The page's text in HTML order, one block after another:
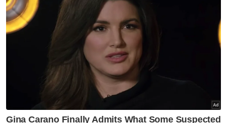
Zahid takkan letak jawatan kalau UMNO
kalah teruk - Khairy